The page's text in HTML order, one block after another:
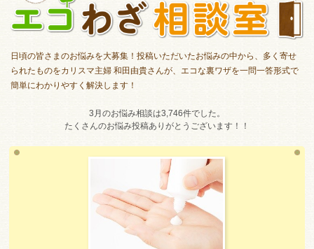
日頃の皆さまのお悩みを大募集！投稿いただいたお悩みの中から、多く寄せ
られたものをカリスマ主婦 和田由貴さんが、エコな裏ワザを一問一答形式で
簡単にわかりやすく解決します！
3月のお悩み相談は3,746件でした。
たくさんのお悩み投稿ありがとうございます！！